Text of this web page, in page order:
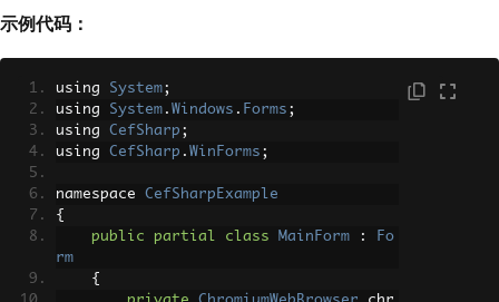
示例代码：
using System;
using System . Windows . Forms ;
using CefSharp ;
using CefSharp . WinForms ;
namespace CefSharpExample
{
public
partial class MainForm :
Fo
rm
{